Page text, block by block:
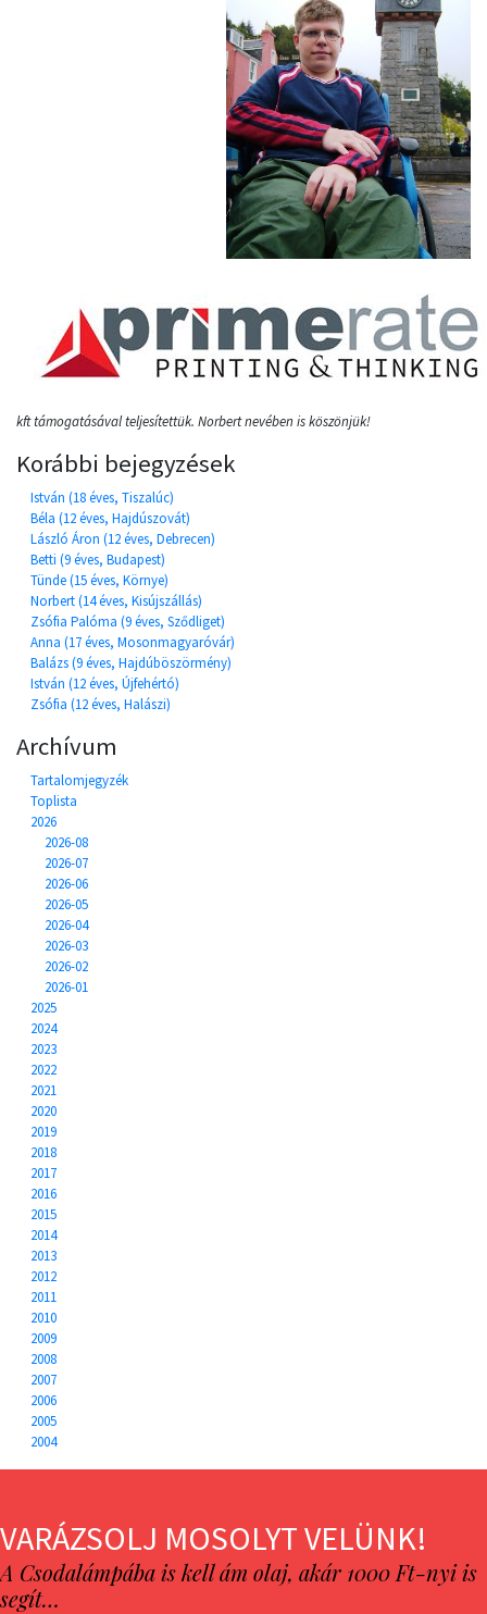
kft támogatásával teljesítettük. Norbert nevében is köszönjük!
Korábbi bejegyzések
István (18 éves, Tiszalúc)
Béla (12 éves, Hajdúszovát)
László Áron (12 éves, Debrecen)
Betti (9 éves, Budapest)
Tünde (15 éves, Környe)
Norbert (14 éves, Kisújszállás)
Zsófia Palóma (9 éves, Sződliget)
Anna (17 éves, Mosonmagyaróvár)
Balázs (9 éves, Hajdúböszörmény)
István (12 éves, Újfehértó)
Zsófia (12 éves, Halászi)
Archívum
Tartalomjegyzék
Toplista
2026
2026-08
2026-07
2026-06
2026-05
2026-04
2026-03
2026-02
2026-01
2025
2024
2023
2022
2021
2020
2019
2018
2017
2016
2015
2014
2013
2012
2011
2010
2009
2008
2007
2006
2005
2004
VARÁZSOLJ MOSOLYT VELÜNK!
A Csodalámpába is kell ám olaj, akár 1000 Ft-nyi is
segít…